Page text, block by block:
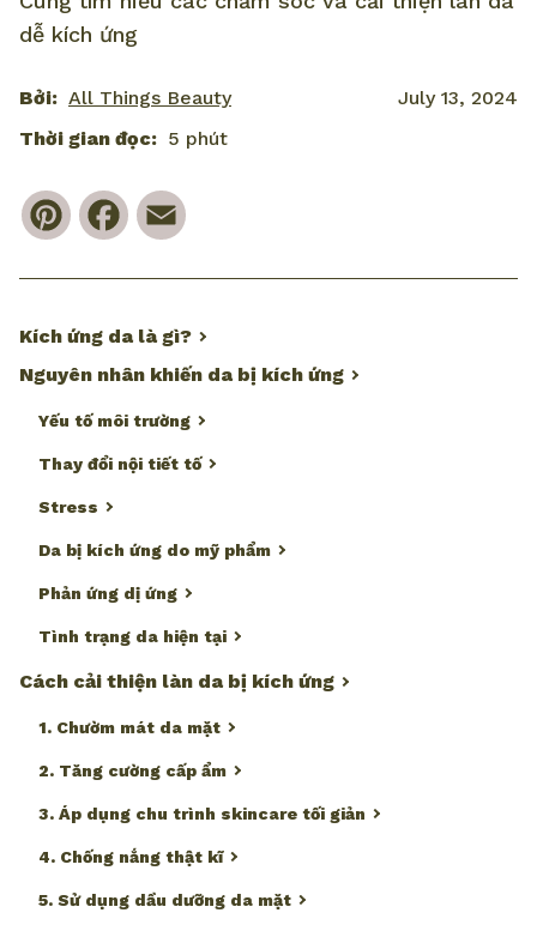
dễ kích ứng
Bởi: All Things Beauty
July 13, 2024
Thời gian đọc: 5 phút
PinterestFacebook
Kích ứng da là gì?
Nguyên nhân khiến da bị kích ứng
Yếu tố môi trường
Thay đổi nội tiết tố
Stress
Da bị kích ứng do mỹ phẩm
Phản ứng dị ứng
Tình trạng da hiện tại
Cách cải thiện làn da bị kích ứng
1. Chườm mát da mặt
2. Tăng cường cấp ẩm
3. Áp dụng chu trình skincare tối giản
4. Chống nắng thật kĩ
5. Sử dụng dầu dưỡng da mặt